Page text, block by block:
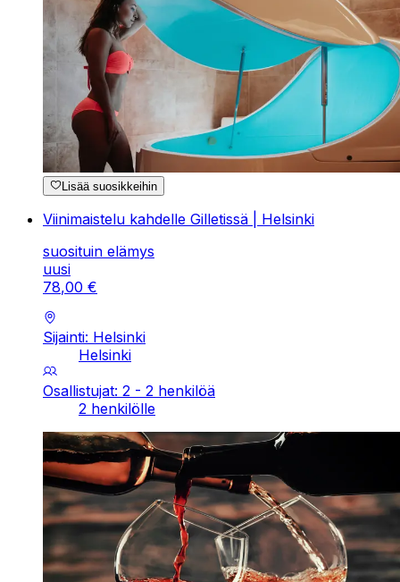
Lisää suosikkeihin
Viinimaistelu kahdelle Gilletissä | Helsinki
suosituin elämys
uusi
78,00 €
Sijainti: Helsinki
Helsinki
Osallistujat: 2 - 2 henkilöä
2 henkilölle